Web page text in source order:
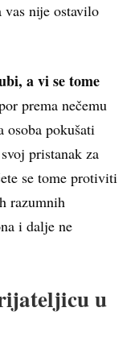
nije ostavilo
a vi se tome
prema nečemu
osoba pokušati
pristanak za
se tome protiviti
razumnih
i dalje ne
u